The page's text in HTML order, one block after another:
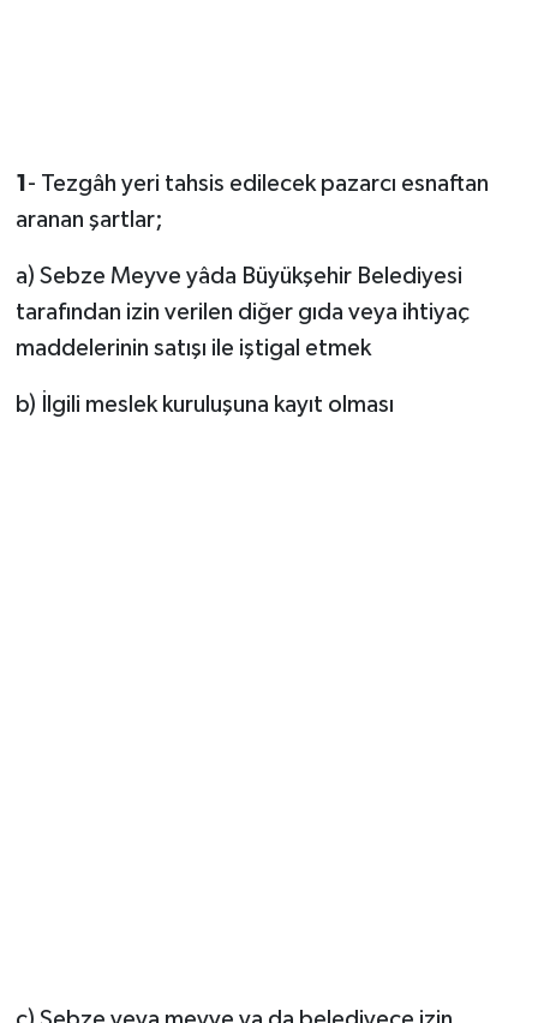
1 - Tezgâh yeri tahsis edilecek pazarcı esnaftan
aranan şartlar;
a) Sebze Meyve yâda Büyükşehir Belediyesi
tarafından izin verilen diğer gıda veya ihtiyaç
maddelerinin satışı ile iştigal etmek
b) İlgili meslek kuruluşuna kayıt olması